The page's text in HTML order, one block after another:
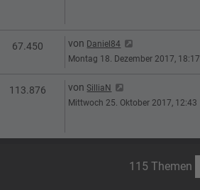
67.450 ZugriffeLetzter Beitrag
von Daniel84
Montag 18. Dezember 2017, 18:17
113.876 ZugriffeLetzter Beitrag
von SilliaN
Mittwoch 25. Oktober 2017, 12:43
115 Themen